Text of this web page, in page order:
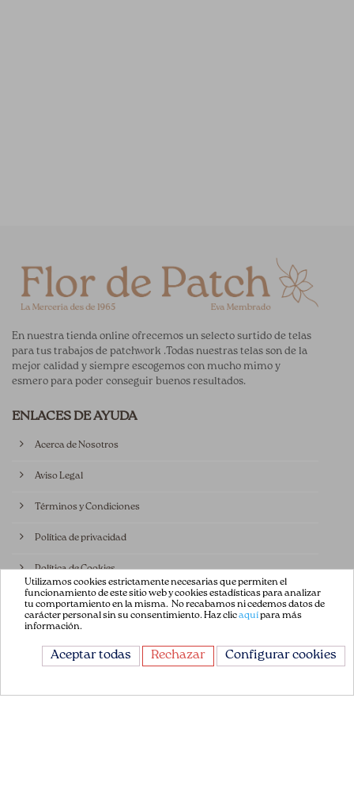
En nuestra tienda online ofrecemos un selecto surtido de telas
para tus trabajos de patchwork .Todas nuestras telas son de la
mejor calidad y siempre escogemos con mucho mimo y
esmero para poder conseguir buenos resultados.
ENLACES DE AYUDA
Acerca de Nosotros
Aviso Legal
Términos y Condiciones
Política de privacidad
Política de Cookies
Contáctenos
CONTÁCTANOS
Utilizamos cookies estrictamente necesarias que permiten el
funcionamiento de este sitio web y cookies estadísticas para analizar
tu comportamiento en la misma. No recabamos ni cedemos datos de
carácter personal sin su consentimiento. Haz clicaquípara más
información.
Aceptar todas Rechazar Configurar cookies